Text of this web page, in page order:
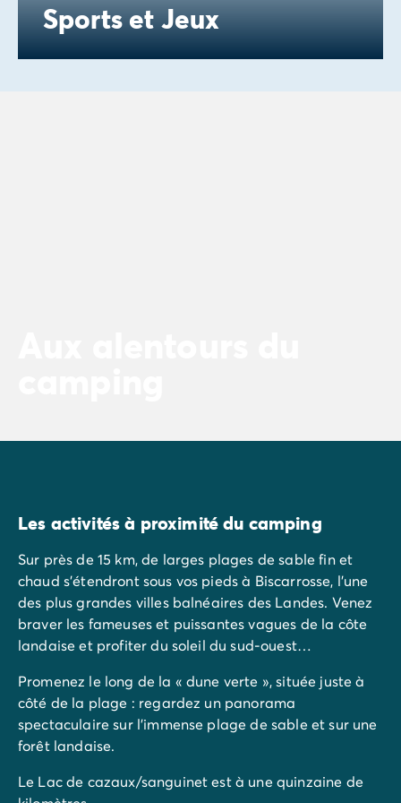
Sports et Jeux
Les activités à proximité du camping
Sur près de 15 km, de larges plages de sable fin et
chaud s’étendront sous vos pieds à Biscarrosse, l’une
des plus grandes villes balnéaires des Landes. Venez
braver les fameuses et puissantes vagues de la côte
landaise et profiter du soleil du sud-ouest…
Promenez le long de la « dune verte », située juste à
côté de la plage : regardez un panorama
spectaculaire sur l’immense plage de sable et sur une
forêt landaise.
Le Lac de cazaux/sanguinet est à une quinzaine de